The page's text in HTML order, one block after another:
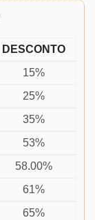
DESCONTO
15%
25%
35%
53%
58.00%
61%
65%